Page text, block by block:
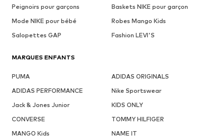
Peignoirs pour garçons
Baskets NIKE pour garçon
Mode NIKE pour bébé
Robes Mango Kids
Salopettes GAP
Fashion LEVI'S
MARQUES ENFANTS
PUMA
ADIDAS ORIGINALS
ADIDAS PERFORMANCE
Nike Sportswear
Jack & Jones Junior
KIDS ONLY
CONVERSE
TOMMY HILFIGER
MANGO Kids
NAME IT